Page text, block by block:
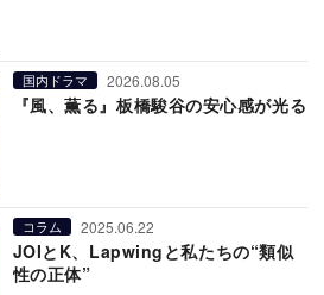
国内ドラマ 2026.08.05
『風、薫る』板橋駿谷の安心感が光る
コラム 2025.06.22
JOIとK、Lapwingと私たちの“類似
性の正体”